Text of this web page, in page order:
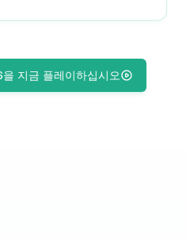
지금 플레이하십시오